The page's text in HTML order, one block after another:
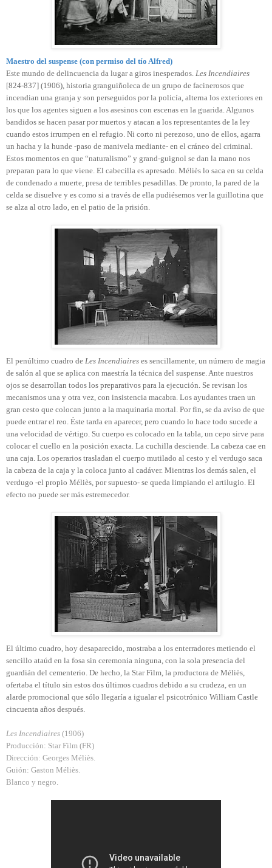
Maestro del suspense (con permiso del tío Alfred)
Este mundo de delincuencia da lugar a giros inesperados. Les Incendiaires
[824-837] (1906), historia granguiñoleca de un grupo de facinerosos que
incendian una granja y son perseguidos por la policía, alterna los exteriores en
los que los agentes siguen a los asesinos con escenas en la guarida. Algunos
bandidos se hacen pasar por muertos y atacan a los representantes de la ley
cuando estos irrumpen en el refugio. Ni corto ni perezoso, uno de ellos, agarra
un hacha y la hunde -paso de manivela mediante- en el cráneo del criminal.
Estos momentos en que “naturalismo” y grand-guignol se dan la mano nos
preparan para lo que viene. El cabecilla es apresado. Méliès lo saca en su celda
de condenado a muerte, presa de terribles pesadillas. De pronto, la pared de la
celda se disuelve y es como si a través de ella pudiésemos ver la guillotina que
se alza al otro lado, en el patio de la prisión.
El penúltimo cuadro de Les Incendiaires es sencillamente, un número de magia
de salón al que se aplica con maestría la técnica del suspense. Ante nuestros
ojos se desarrollan todos los preparativos para la ejecución. Se revisan los
mecanismos una y otra vez, con insistencia macabra. Los ayudantes traen un
gran cesto que colocan junto a la maquinaria mortal. Por fin, se da aviso de que
puede entrar el reo. Éste tarda en aparecer, pero cuando lo hace todo sucede a
una velocidad de vértigo. Su cuerpo es colocado en la tabla, un cepo sirve para
colocar el cuello en la posición exacta. La cuchilla desciende. La cabeza cae en
una caja. Los operarios trasladan el cuerpo mutilado al cesto y el verdugo saca
la cabeza de la caja y la coloca junto al cadáver. Mientras los demás salen, el
verdugo -el propio Méliès, por supuesto- se queda limpiando el artilugio. El
efecto no puede ser más estremecedor.
El último cuadro, hoy desaparecido, mostraba a los enterradores metiendo el
sencillo ataúd en la fosa sin ceremonia ninguna, con la sola presencia del
guardián del cementerio. De hecho, la Star Film, la productora de Méliès,
ofertaba el título sin estos dos últimos cuadros debido a su crudeza, en un
alarde promocional que sólo llegaría a igualar el psicotrónico William Castle
cincuenta años después.
Les Incendiaires (1906)
Producción: Star Film (FR)
Dirección: Georges Méliès.
Guión: Gaston Méliès.
Blanco y negro.